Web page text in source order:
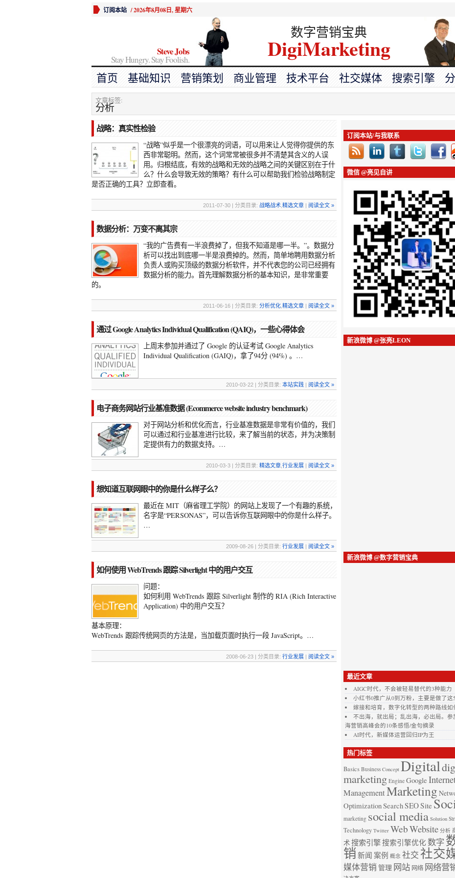
订阅本站 /2026年8月08日, 星期六
Steve Jobs
Stay Hungry. Stay Foolish.
数字营销宝典
DigiMarketing
首页 基础知识 营销策划 商业管理 技术平台 社交媒体 搜索引擎
文章标签:
分析
战略：真实性检验
“战略”似乎是一个很漂亮的词语，可以用来让人觉得你提供的东
西非常聪明。然而，这个词常常被很多并不清楚其含义的人误
用。归根结底，有效的战略和无效的战略之间的关键区别在于什
么？什么会导致无效的策略？有什么可以帮助我们检验战略制定
是否正确的工具？立即查看。
2011-07-30 | 分类目录: 战略战术 精选文章 | 阅读全文 »
数据分析：万变不离其宗
“我的广告费有一半浪费掉了，但我不知道是哪一半。”。数据分
析可以找出到底哪一半是浪费掉的。然而，简单地聘用数据分析
负责人或购买顶级的数据分析软件，并不代表您的公司已经拥有
数据分析的能力。首先理解数据分析的基本知识，是非常重要
的。
2011-06-16 | 分类目录: 分析优化 精选文章 | 阅读全文 »
通过 Google Analytics Individual Qualification (QAIQ)，一些心得体会
上周末参加并通过了 Google 的认证考试 Google Analytics
Individual Qualification (GAIQ)，拿了94分 (94%) 。…
2010-03-22 | 分类目录: 本站实践 | 阅读全文 »
电子商务网站行业基准数据 (Ecommerce website industry benchmark)
对于网站分析和优化而言，行业基准数据是非常有价值的，我们
可以通过和行业基准进行比较，来了解当前的状态，并为决策制
定提供有力的数据支持。…
2010-03-3 | 分类目录: 精选文章 行业发展 | 阅读全文 »
想知道互联网眼中的你是什么样子么？
最近在 MIT（麻省理工学院）的网站上发现了一个有趣的系统，
名字是“PERSONAS”，可以告诉你互联网眼中的你是什么样子。
…
2009-08-26 | 分类目录: 行业发展 | 阅读全文 »
如何使用 WebTrends 跟踪 Silverlight 中的用户交互
问题：
如何利用 WebTrends 跟踪 Silverlight 制作的 RIA (Rich Interactive
Application) 中的用户交互？
基本原理：
WebTrends 跟踪传统网页的方法是，当加载页面时执行一段 JavaScript。…
2008-06-23 | 分类目录: 行业发展 | 阅读全文 »
订阅本站/与我联系
微信 @亮见自讲
新浪微博 @张亮LEON
新浪微博 @数字营销宝典
最近文章
AIGC时代，不会被轻易替代的3种能力
小红书0推广从0到万粉，主要是做了这
嫁接和培育，数字化转型的两种路线如
不出海，就出局；乱出海，必出局。参
海营销高峰会的10条感悟/金句摘录
AI时代，新媒体运营回归IP为王
热门标签
Basics Business Concept Digital
marketing Engine Google
ManagementMarketing
OptimizationSearchSEOSite
marketing social media Solution
Technology Twitter WebWebsite 分析
术搜索引擎搜索引擎优化 数字
销 新闻 案例 概念 社交 社交
媒体营销 管理 网站 网络 网络营